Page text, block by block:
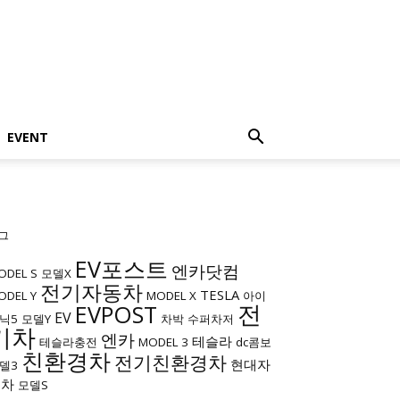
EVENT
S 모델X EV포스트 엔카닷컴
Y 전기자동차 MODEL X TESLA 아이
5 모델Y EV EVPOST 차박 수퍼차저 전
차 테슬라충전 엔카 MODEL 3 테슬라 dc콤보
3 친환경차전기친환경차 현대자
모델S